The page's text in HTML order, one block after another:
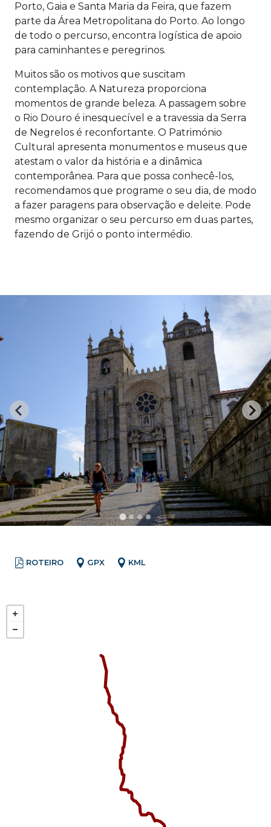
Porto, Gaia e Santa Maria da Feira, que fazem
parte da Área Metropolitana do Porto. Ao longo
de todo o percurso, encontra logística de apoio
para caminhantes e peregrinos.
Muitos são os motivos que suscitam
contemplação. A Natureza proporciona
momentos de grande beleza. A passagem sobre
o Rio Douro é inesquecível e a travessia da Serra
de Negrelos é reconfortante. O Património
Cultural apresenta monumentos e museus que
atestam o valor da história e a dinâmica
contemporânea. Para que possa conhecê-los,
recomendamos que programe o seu dia, de modo
a fazer paragens para observação e deleite. Pode
mesmo organizar o seu percurso em duas partes,
fazendo de Grijó o ponto intermédio.
ROTEIRO GPX KML